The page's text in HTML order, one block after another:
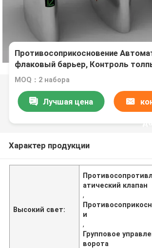
Противосоприкосновение
флаковый барьер, Контроль
поворотный шлюз
MOQ：2 набора
Лучшая цена
Характер продукции
Высокий свет:
атический клапан
,
и
,
Групповое
ворота